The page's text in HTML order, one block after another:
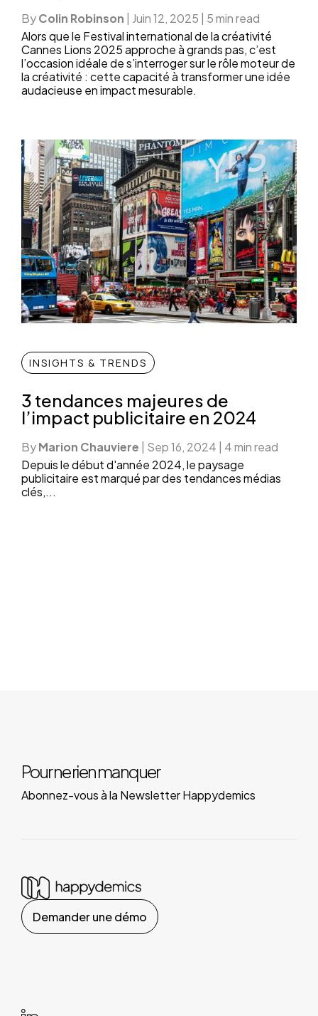
ByColin Robinson | Juin 12, 2025 | 5 min read
Alors que le Festival international de la créativité
Cannes Lions 2025 approche à grands pas, c’est
l’occasion idéale de s’interroger sur le rôle moteur de
la créativité : cette capacité à transformer une idée
audacieuse en impact mesurable.
INSIGHTS & TRENDS
3 tendances majeures de
l’impact publicitaire en 2024
ByMarion Chauviere | Sep 16, 2024 | 4 min read
Depuis le début d'année 2024, le paysage
publicitaire est marqué par des tendances médias
clés,...
Pour ne rien manquer
Abonnez-vous à la Newsletter Happydemics
Demander une démo